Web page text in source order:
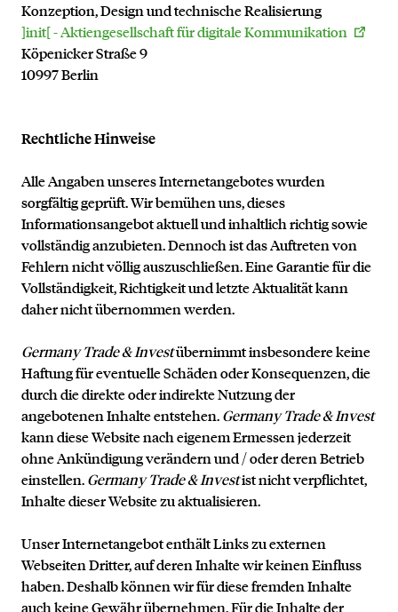
Konzeption, Design und technische Realisierung
]init[ - Aktiengesellschaft für digitale Kommunikation
Köpenicker Straße 9
10997 Berlin
Rechtliche Hinweise
Alle Angaben unseres Internetangebotes wurden
sorgfältig geprüft. Wir bemühen uns, dieses
Informationsangebot aktuell und inhaltlich richtig sowie
vollständig anzubieten. Dennoch ist das Auftreten von
Fehlern nicht völlig auszuschließen. Eine Garantie für die
Vollständigkeit, Richtigkeit und letzte Aktualität kann
daher nicht übernommen werden.
Germany Trade & Investübernimmt insbesondere keine
Haftung für eventuelle Schäden oder Konsequenzen, die
durch die direkte oder indirekte Nutzung der
angebotenen Inhalte entstehen.Germany Trade & Invest
kann diese Website nach eigenem Ermessen jederzeit
ohne Ankündigung verändern und / oder deren Betrieb
einstellen.Germany Trade & Investist nicht verpflichtet,
Inhalte dieser Website zu aktualisieren.
Unser Internetangebot enthält Links zu externen
Webseiten Dritter, auf deren Inhalte wir keinen Einfluss
haben. Deshalb können wir für diese fremden Inhalte
auch keine Gewähr übernehmen. Für die Inhalte der